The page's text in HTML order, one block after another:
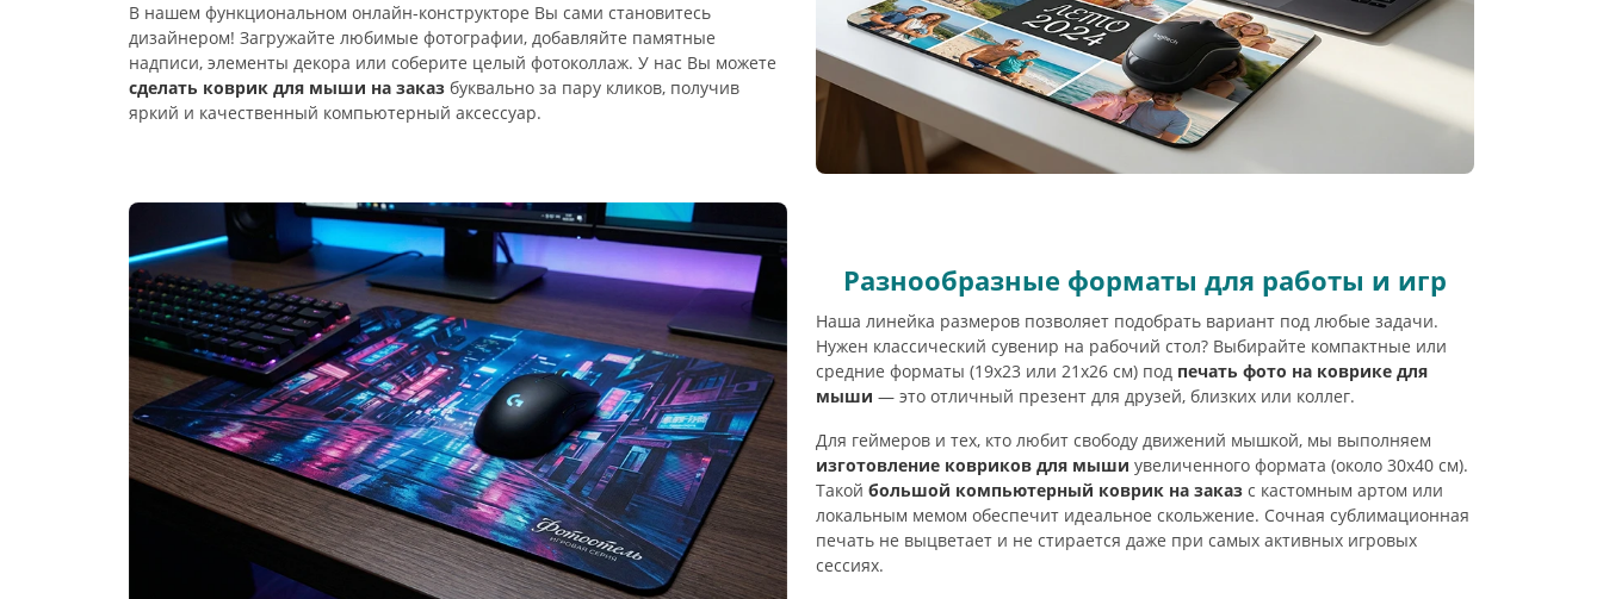
В нашем функциональном онлайн-конструкторе Вы сами становитесь
дизайнером! Загружайте любимые фотографии, добавляйте памятные
надписи, элементы декора или соберите целый фотоколлаж. У нас Вы можете
сделать коврик для мыши на заказ буквально за пару кликов, получив
яркий и качественный компьютерный аксессуар.
Разнообразные форматы для работы и игр
Наша линейка размеров позволяет подобрать вариант под любые задачи.
Нужен классический сувенир на рабочий стол? Выбирайте компактные или
средние форматы (19х23 или 21х26 см) под печать фото на коврике для
мыши — это отличный презент для друзей, близких или коллег.
Для геймеров и тех, кто любит свободу движений мышкой, мы выполняем
изготовление ковриков для мыши увеличенного формата (около 30х40 см).
Такой большой компьютерный коврик на заказ с кастомным артом или
локальным мемом обеспечит идеальное скольжение. Сочная сублимационная
печать не выцветает и не стирается даже при самых активных игровых
сессиях.